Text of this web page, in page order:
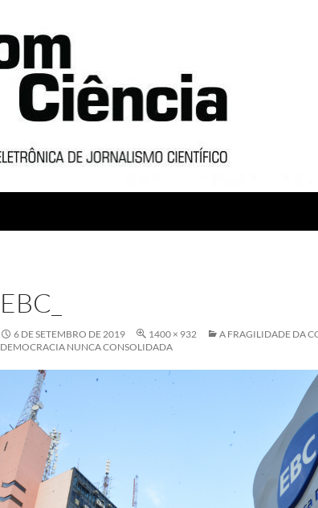
EBC_
6 DE SETEMBRO DE 2019 1400 × 932
A FRAGILIDADE DA
DEMOCRACIA NUNCA CONSOLIDADA